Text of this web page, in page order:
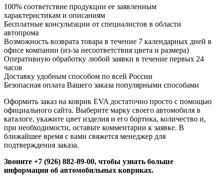
100% соответствие продукции ее заявленным
характеристикам и описаниям
Бесплатные консультации от специалистов в области
автопрома
Возможность возврата товара в течение 7 календарных дней в
офисе компании (из-за несоответствия цвета и размера)
Оперативную обработку любой заявки в течение первых 24
часов
Доставку удобным способом по всей России
Безопасная оплата Вашего заказа популярными способами
Оформить заказ на коврик EVA достаточно просто с помощью
официального сайта. Выберите марку своего автомобиля в
каталоге, укажите цвет изделия и его бортика, количество и,
при необходимости, оставьте комментарии к заявке. В
ближайшее время с вами свяжется менеджер для
подтверждения заказа.
Звоните +7 (926) 882-89-00, чтобы узнать больше
информации об автомобильных ковриках.